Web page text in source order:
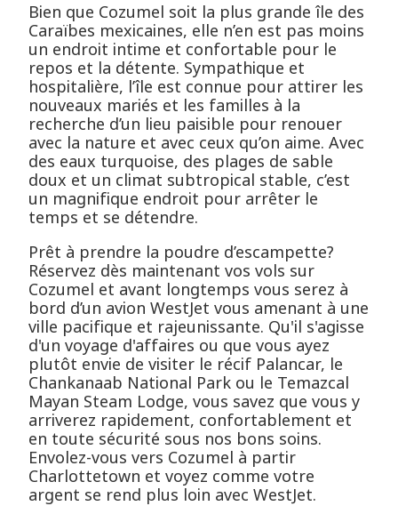
Bien que Cozumel soit la plus grande île des
Caraïbes mexicaines, elle n’en est pas moins
un endroit intime et confortable pour le
repos et la détente. Sympathique et
hospitalière, l’île est connue pour attirer les
nouveaux mariés et les familles à la
recherche d’un lieu paisible pour renouer
avec la nature et avec ceux qu’on aime. Avec
des eaux turquoise, des plages de sable
doux et un climat subtropical stable, c’est
un magnifique endroit pour arrêter le
temps et se détendre.
Prêt à prendre la poudre d’escampette?
Réservez dès maintenant vos vols sur
Cozumel et avant longtemps vous serez à
bord d’un avion WestJet vous amenant à une
ville pacifique et rajeunissante. Qu'il s'agisse
d'un voyage d'affaires ou que vous ayez
plutôt envie de visiter le récif Palancar, le
Chankanaab National Park ou le Temazcal
Mayan Steam Lodge, vous savez que vous y
arriverez rapidement, confortablement et
en toute sécurité sous nos bons soins.
Envolez-vous vers Cozumel à partir
Charlottetown et voyez comme votre
argent se rend plus loin avec WestJet.